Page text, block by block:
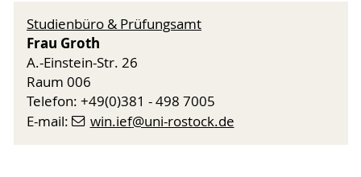
Studienbüro & Prüfungsamt
Frau Groth
A.-Einstein-Str. 26
Raum 006
Telefon: +49(0)381 - 498 7005
E-mail:
win.ief@uni-rostock.de